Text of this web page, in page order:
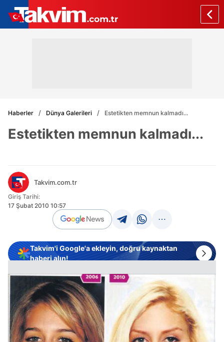
Haberler Dünya Galerileri Estetikten memnun kalmadı...
Estetikten memnun kalmadı...
Takvim.com.tr
Giriş Tarihi:
17 Şubat 2010 10:57
Takvim'i Google'a ekleyin, doğru kaynaktan
haberi alın!